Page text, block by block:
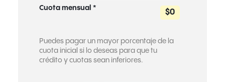
Cuota mensual *
$0
Puedes pagar un mayor porcentaje de la
cuota inicial si lo deseas para que tu
crédito y cuotas sean inferiores.